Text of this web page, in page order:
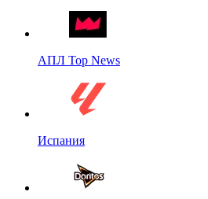
АПЛ Top News
Испания